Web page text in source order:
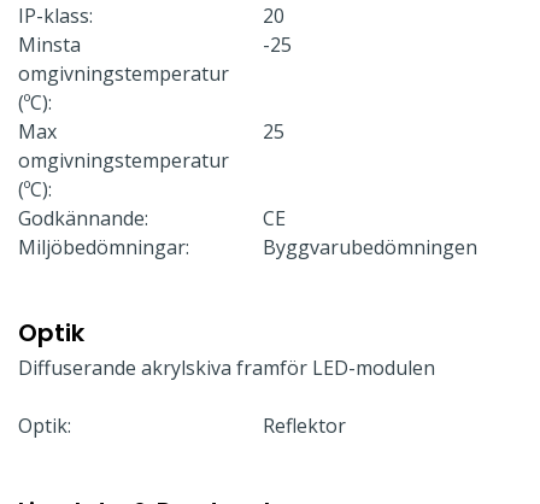
IP-klass:
20
Minsta
omgivningstemperatur
(ºC):
-25
Max
omgivningstemperatur
(ºC):
25
Godkännande:
CE
Miljöbedömningar:
Byggvarubedömningen
Optik
Diffuserande akrylskiva framför LED-modulen
Optik: Reflektor